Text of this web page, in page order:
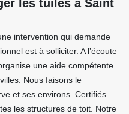
les tuiles à Saint
intervention qui demande
est à solliciter. A l’écoute
une aide compétente
Nous faisons le
et ses environs. Certifiés
les structures de toit. Notre